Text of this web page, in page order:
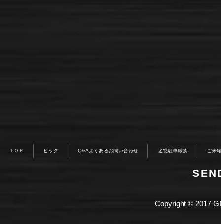
ＴＯＰ ピック Q&Aよくあるお問い合わせ 迷惑駐車厳禁 ご来
Copyright © 2017